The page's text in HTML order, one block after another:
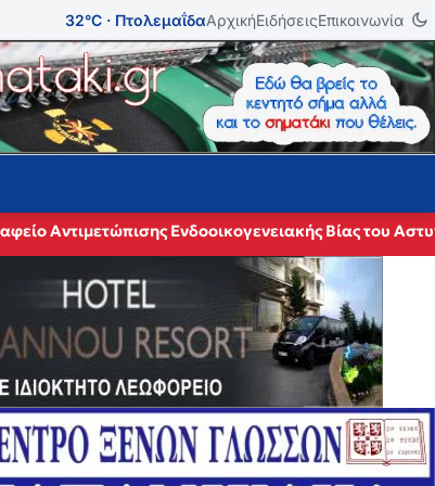
32°C · ΠτολεμαΐδαΑρχικήΕιδήσειςΕπικοινωνία
Αντιμετώπισης Ενδοοικογενειακής Βίας του